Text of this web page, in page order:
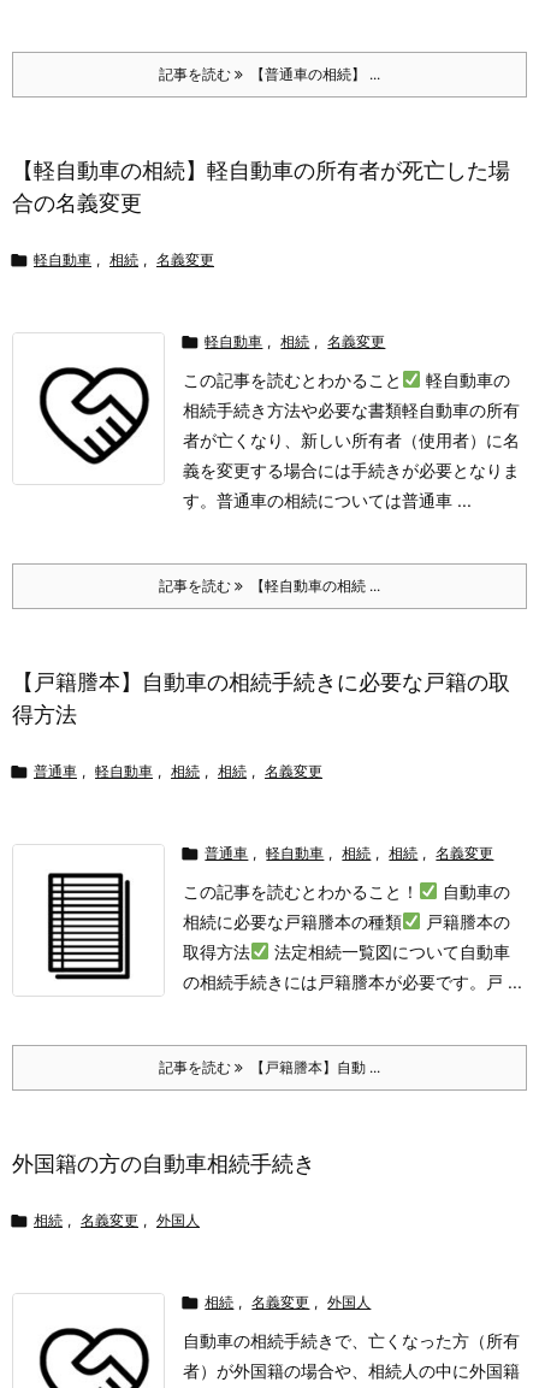
記事を読む 【普通車の相続】 ...
【軽自動車の相続】軽自動車の所有者が死亡した場
合の名義変更
 軽自動車 , 相続 , 名義変更
 軽自動車 , 相続 , 名義変更
この記事を読むとわかること
軽自動車の
相続手続き方法や必要な書類軽自動車の所有
者が亡くなり、新しい所有者（使用者）に名
義を変更する場合には手続きが必要となりま
す。普通車の相続については普通車 ...
記事を読む 【軽自動車の相続 ...
【戸籍謄本】自動車の相続手続きに必要な戸籍の取
得方法
 普通車 , 軽自動車 , 相続 , 相続 , 名義変更
 普通車 , 軽自動車 , 相続 , 相続 , 名義変更
この記事を読むとわかること！
自動車の
相続に必要な戸籍謄本の種類
戸籍謄本の
取得方法
法定相続一覧図について自動車
の相続手続きには戸籍謄本が必要です。戸 ...
記事を読む 【戸籍謄本】自動 ...
外国籍の方の自動車相続手続き
 相続 , 名義変更 , 外国人
 相続 , 名義変更 , 外国人
自動車の相続手続きで、亡くなった方（所有
者）が外国籍の場合や、相続人の中に外国籍